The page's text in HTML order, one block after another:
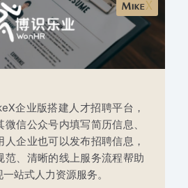
企业版搭建人才招聘平台，
信公众号内填写简历信息、
企业也可以发布招聘信息，
范、清晰的线上服务流程帮助
站式人力资源服务。